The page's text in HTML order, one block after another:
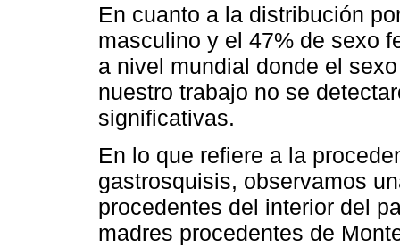
En cuanto a la distribución
masculino y el 47% de sexo
a nivel mundial donde el
nuestro trabajo no se
significativas.
En lo que refiere a la
gastrosquisis, observamos
procedentes del interior del
madres procedentes de